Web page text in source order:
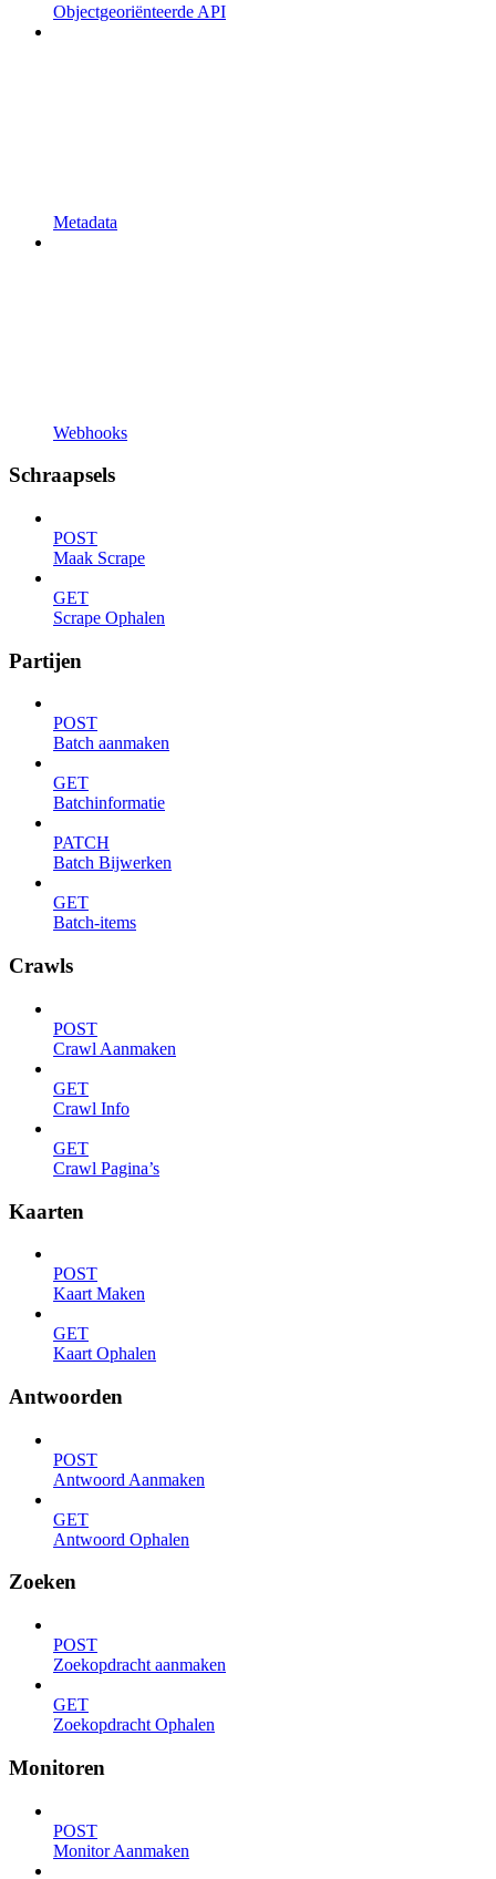
Objectgeoriënteerde API
Metadata
Webhooks
Schraapsels
POST
Maak Scrape
GET
Scrape Ophalen
Partijen
POST
Batch aanmaken
GET
Batchinformatie
PATCH
Batch Bijwerken
GET
Batch-items
Crawls
POST
Crawl Aanmaken
GET
Crawl Info
GET
Crawl Pagina’s
Kaarten
POST
Kaart Maken
GET
Kaart Ophalen
Antwoorden
POST
Antwoord Aanmaken
GET
Antwoord Ophalen
Zoeken
POST
Zoekopdracht aanmaken
GET
Zoekopdracht Ophalen
Monitoren
POST
Monitor Aanmaken